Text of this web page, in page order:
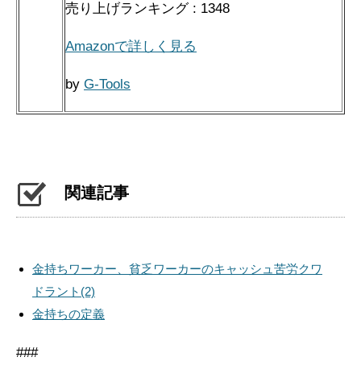
売り上げランキング : 1348
Amazonで詳しく見る
by G-Tools
関連記事
金持ちワーカー、貧乏ワーカーのキャッシュ苦労クワ
ドラント(2)
金持ちの定義
###